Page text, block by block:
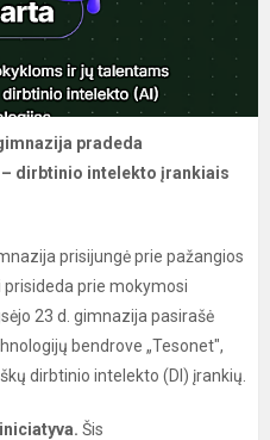
pradeda
dirbtinio intelekto įrankiais
prisijungė prie pažangios
prie mokymosi
23 d. gimnazija pasirašė
bendrove „Tesonet",
dirbtinio intelekto (DI) įrankių.
Šis